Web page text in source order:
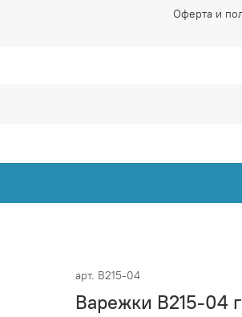
Оферта и
арт. В215-04
Варежки В215-04